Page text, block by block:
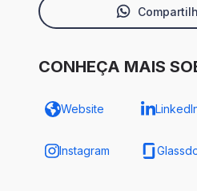
CONHEÇA MAIS
Website
Instagram